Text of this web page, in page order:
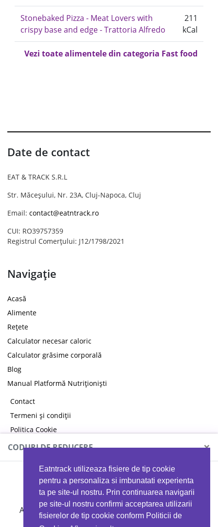
Eatntrack utilizeaza fisiere de tip cookie
pentru a personaliza si imbunatati experienta
ta pe site-ul nostru. Prin continuarea navigarii
pe site-ul nostru confirmi acceptarea utilizarii
fisierelor de tip cookie conform Politicii de
Stonebaked Pizza - Meat Lovers with
crispy base and edge - Trattoria Alfredo
211
kCal
Vezi toate alimentele din categoria Fast food
Date de contact
EAT & TRACK S.R.L
Str. Măceșului, Nr. 23A, Cluj-Napoca, Cluj
Email: contact@eatntrack.ro
CUI: RO39757359
Registrul Comerțului: J12/1798/2021
Navigație
Acasă
Alimente
Rețete
Calculator necesar caloric
Calculator grăsime corporală
Blog
Manual Platformă Nutriționiști
Contact
Termeni și condiții
Politica Cookie
Politica de confidențialitate
CODURI DE REDUCERE ×
MYPROTEIN
Ai 40%reducere la orice comandă folosind codul
EATTRACK